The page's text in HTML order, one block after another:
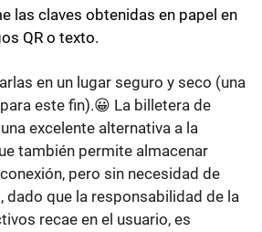
las claves obtenidas en papel en
QR o texto.
en un lugar seguro y seco (una
este fin).😀 La billetera de
excelente alternativa a la
también permite almacenar
pero sin necesidad de
dado que la responsabilidad de la
recae en el usuario, es